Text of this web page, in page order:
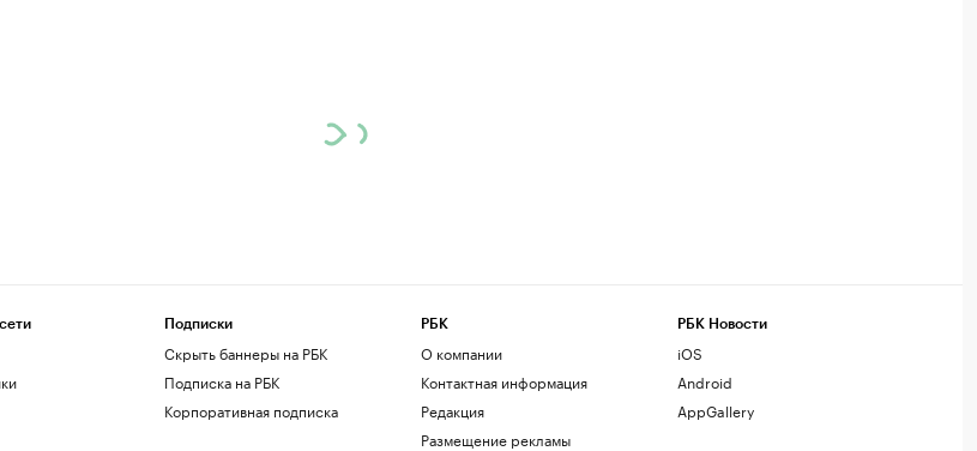
Подписки
Скрыть баннеры на РБК
Подписка на РБК
Корпоративная подписка
РБК
О компании
Контактная информация
Редакция
Размещение рекламы
РБК Новости
iOS
Android
AppGallery